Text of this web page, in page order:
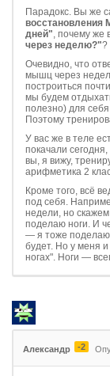
Парадокс. Вы же
восстановления
дней", почему же
через неделю?"?
Очевидно, что
мышц через
построиться
мы будем
полезно) для
Поэтому
У вас же в теле
покачали
вы, я вижу,
арифметика 2
Кроме того, всё
под себя.
недели, но
поделаю ноги. И
— я тоже поделаю
будет. Но у меня и
ногах". Ноги —
Александр -2